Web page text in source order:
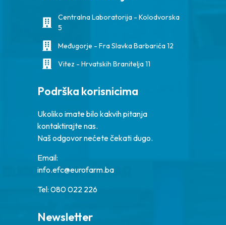
Centralna Laboratorija - Kolodvorska
5
Međugorje - Fra Slavka Barbarića 12
Vitez - Hrvatskih Branitelja 11
Podrška korisnicima
Ukoliko imate bilo kakvih pitanja
kontaktirajte nas.
Naš odgovor nećete čekati dugo.
Email:
info.efc@eurofarm.ba
Tel: 080 022 226
Newsletter